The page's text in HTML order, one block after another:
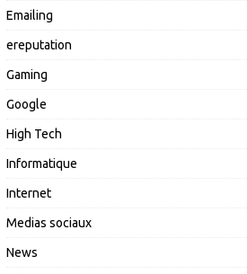
Emailing
ereputation
Gaming
Google
High Tech
Informatique
Internet
Medias sociaux
News